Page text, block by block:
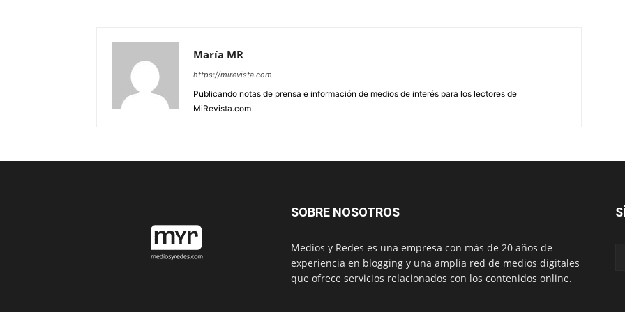
María MR
https://mirevista.com
Publicando notas de prensa e información de medios de interés para los lectores de
MiRevista.com
SOBRE NOSOTROS
Medios y Redes es una empresa con más de 20 años de
experiencia en blogging y una amplia red de medios digitales
que ofrece servicios relacionados con los contenidos online.